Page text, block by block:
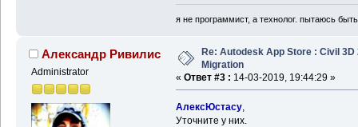
я не программист, а технолог. пытаюсь
Александр Ривилис
Administrator
Re: Autodesk App Store : Civil 3D
Migration
« Ответ #3 : 14-03-2019, 19:44:29 »
АлексЮстасу,
Уточните у них.